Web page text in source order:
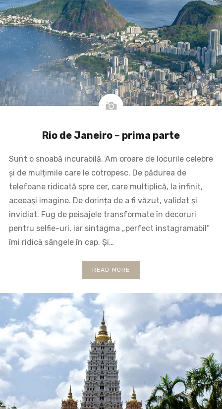
Rio de Janeiro – prima parte
Sunt o snoabă incurabilă. Am oroare de locurile celebre
și de mulțimile care le cotropesc. De pădurea de
telefoane ridicată spre cer, care multiplică, la infinit,
aceeași imagine. De dorința de a fi văzut, validat și
invidiat. Fug de peisajele transformate în decoruri
pentru selfie-uri, iar sintagma „perfect instagramabil”
îmi ridică sângele în cap. Și…
READ MORE